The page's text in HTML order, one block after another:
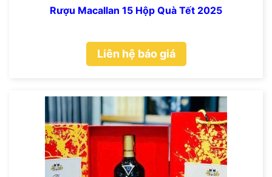
Rượu Macallan 15 Hộp Quà Tết 2025
Liên hệ báo giá